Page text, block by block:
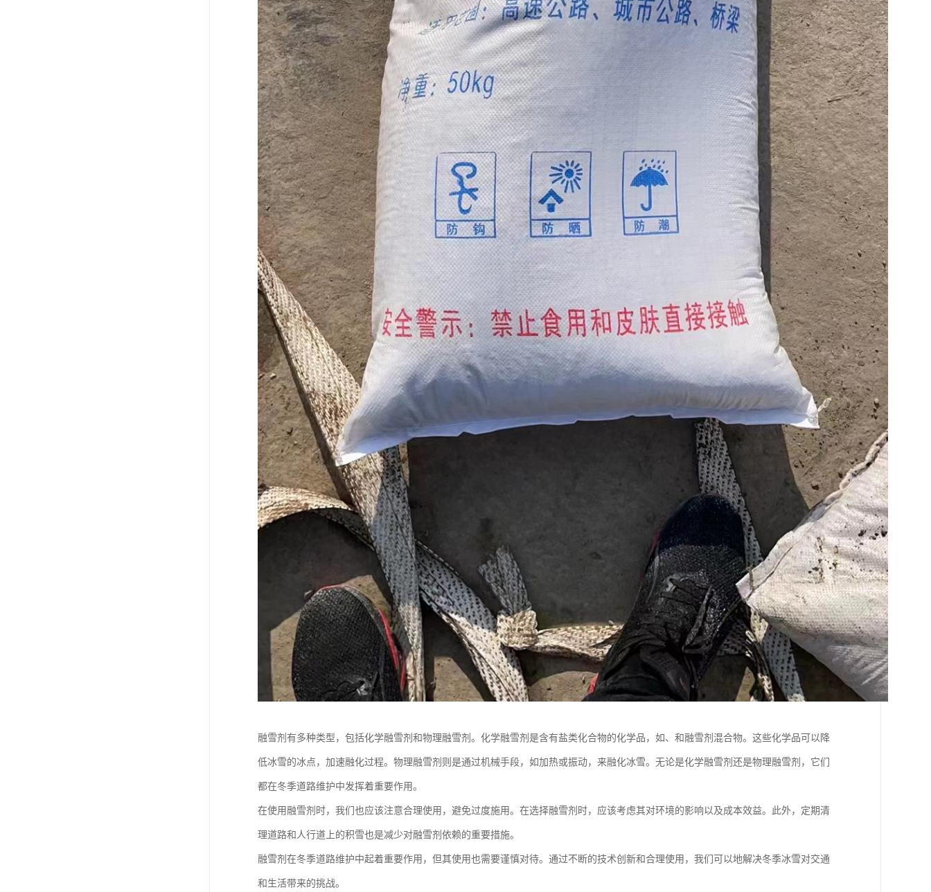
融雪剂有多种类型，包括化学融雪剂和物理融雪剂。化学融雪剂是含有盐类化合物的化学品，如、和融雪剂混合物。这些化学品可以降
低冰雪的冰点，加速融化过程。物理融雪剂则是通过机械手段，如加热或振动，来融化冰雪。无论是化学融雪剂还是物理融雪剂，它们
都在冬季道路维护中发挥着重要作用。
在使用融雪剂时，我们也应该注意合理使用，避免过度施用。在选择融雪剂时，应该考虑其对环境的影响以及成本效益。此外，定期清
理道路和人行道上的积雪也是减少对融雪剂依赖的重要措施。
融雪剂在冬季道路维护中起着重要作用，但其使用也需要谨慎对待。通过不断的技术创新和合理使用，我们可以地解决冬季冰雪对交通
和生活带来的挑战。